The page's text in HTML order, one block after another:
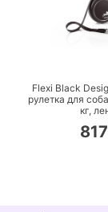
Flexi Black
рулетка для
кг,